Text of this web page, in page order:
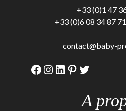
+33 (0)1 47
+33 (0)6 08 34 87
contact@baby-
Facebook
Instagram
LinkedIn
Pinterest
Twitter
A